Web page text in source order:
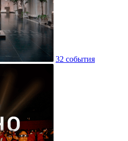
32 события